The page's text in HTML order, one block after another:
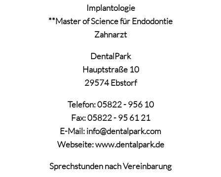
Implantologie
**Master of Science für Endodontie
Zahnarzt
DentalPark
Hauptstraße 10
29574 Ebstorf
Telefon: 05822 - 956 10
Fax: 05822 - 95 61 21
E-Mail: info@dentalpark.com
Webseite: www.dentalpark.de
Sprechstunden nach Vereinbarung